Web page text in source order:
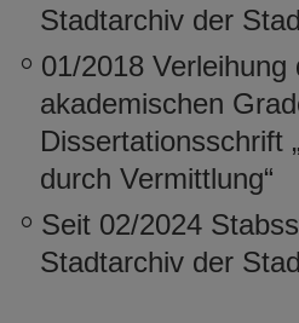
Stadtarchiv der
01/2018 Verleihung
akademischen
Dissertationsschrift
durch Vermittlung“
Seit 02/2024
Stadtarchiv der